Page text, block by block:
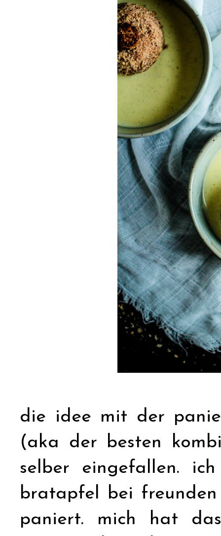
die idee mit der
(aka der besten
selber eingefallen.
bratapfel bei
paniert. mich hat